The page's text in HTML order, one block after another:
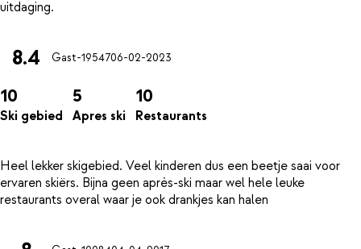
8.4 Gast-1954706-02-2023
10
Ski gebied
5
Apres ski
10
Restaurants
Heel lekker skigebied. Veel kinderen dus een beetje saai voor
ervaren skiërs. Bijna geen après-ski maar wel hele leuke